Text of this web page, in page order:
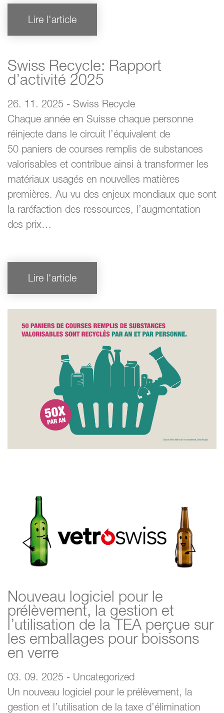
Lire l'article
Swiss Recycle: Rapport
d’activité 2025
26. 11. 2025 - Swiss Recycle
Chaque année en Suisse chaque personne
réinjecte dans le circuit l’équivalent de
50 paniers de courses remplis de substances
valorisables et contribue ainsi à transformer les
matériaux usagés en nouvelles matières
premières. Au vu des enjeux mondiaux que sont
la raréfaction des ressources, l’augmentation
des prix…
Lire l'article
Nouveau logiciel pour le
prélèvement, la gestion et
l’utilisation de la TEA perçue sur
les emballages pour boissons
en verre
03. 09. 2025 - Uncategorized
Un nouveau logiciel pour le prélèvement, la
gestion et l’utilisation de la taxe d’élimination